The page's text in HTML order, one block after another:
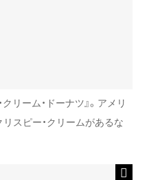
リーム・ドーナツ』。アメリ
スピー・クリームがあるな